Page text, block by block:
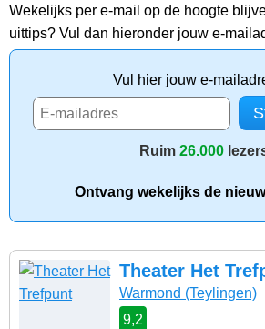
Wekelijks per e-mail op de hoogte
uittips? Vul dan hieronder jouw e-
Vul hier jouw e-
Ruim 26.000
Ontvang wekelijks de
Theater Het
Warmond (Teylingen)
9,2